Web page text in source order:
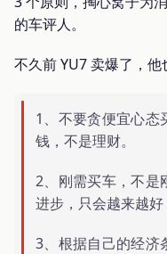
的车评人。
不久前 YU7 卖爆了，他
1、不要贪便宜心态
钱，不是理财。
2、刚需买车，不是
进步，只会越来越好
3、根据自己的经济